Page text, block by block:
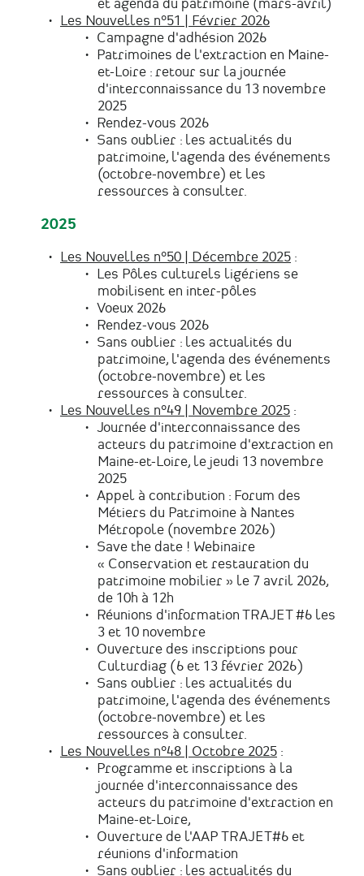
et agenda du patrimoine (mars-avril)
Les Nouvelles n°51 | Février 2026
Campagne d'adhésion 2026
Patrimoines de l'extraction en Maine-
et-Loire : retour sur la journée
d'interconnaissance du 13 novembre
2025
Rendez-vous 2026
Sans oublier : les actualités du
patrimoine, l'agenda des événements
(octobre-novembre) et les
ressources à consulter.
2025
Les Nouvelles n°50 | Décembre 2025 :
Les Pôles culturels ligériens se
mobilisent en inter-pôles
Voeux 2026
Rendez-vous 2026
Sans oublier : les actualités du
patrimoine, l'agenda des événements
(octobre-novembre) et les
ressources à consulter.
Les Nouvelles n°49 | Novembre 2025 :
Journée d'interconnaissance des
acteurs du patrimoine d'extraction en
Maine-et-Loire, le jeudi 13 novembre
2025
Appel à contribution : Forum des
Métiers du Patrimoine à Nantes
Métropole (novembre 2026)
Save the date ! Webinaire
« Conservation et restauration du
patrimoine mobilier » le 7 avril 2026,
de 10h à 12h
Réunions d'information TRAJET #6 les
3 et 10 novembre
Ouverture des inscriptions pour
Culturdiag (6 et 13 février 2026)
Sans oublier : les actualités du
patrimoine, l'agenda des événements
(octobre-novembre) et les
ressources à consulter.
Les Nouvelles n°48 | Octobre 2025 :
Programme et inscriptions à la
journée d'interconnaissance des
acteurs du patrimoine d'extraction en
Maine-et-Loire,
Ouverture de l'AAP TRAJET#6 et
réunions d'information
Sans oublier : les actualités du